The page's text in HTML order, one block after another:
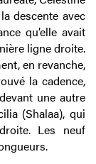
descente avec
qu’elle avait
ligne droite.
en revanche,
la cadence,
une autre
(Shalaa), qui
Les neuf